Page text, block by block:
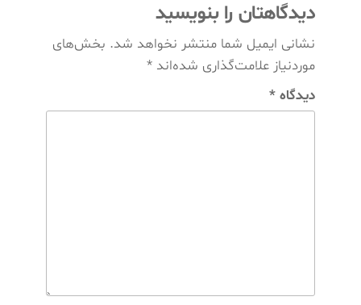
دیدگاهتان را بنویسید
نشانی ایمیل شما منتشر نخواهد شد. بخش‌های
موردنیاز علامت‌گذاری شده‌اند *
دیدگاه *